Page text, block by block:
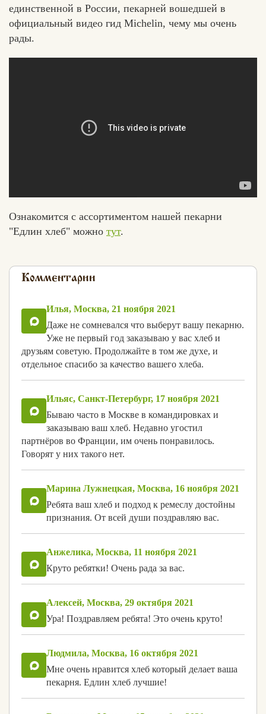
единственной в России, пекарней вошедшей в
официальный видео гид Michelin, чему мы очень
рады.
Ознакомится с ассортиментом нашей пекарни
"Едлин хлеб" можно тут.
Комментарии
Илья, Москва, 21 ноября 2021
Даже не сомневался что выберут вашу пекарню.
Уже не первый год заказываю у вас хлеб и
друзьям советую. Продолжайте в том же духе, и
отдельное спасибо за качество вашего хлеба.
Ильяс, Санкт-Петербург, 17 ноября 2021
Бываю часто в Москве в командировках и
заказываю ваш хлеб. Недавно угостил
партнёров во Франции, им очень понравилось.
Говорят у них такого нет.
Марина Лужнецкая, Москва, 16 ноября 2021
Ребята ваш хлеб и подход к ремеслу достойны
признания. От всей души поздравляю вас.
Анжелика, Москва, 11 ноября 2021
Круто ребятки! Очень рада за вас.
Алексей, Москва, 29 октября 2021
Ура! Поздравляем ребята! Это очень круто!
Людмила, Москва, 16 октября 2021
Мне очень нравится хлеб который делает ваша
пекарня. Едлин хлеб лучшие!